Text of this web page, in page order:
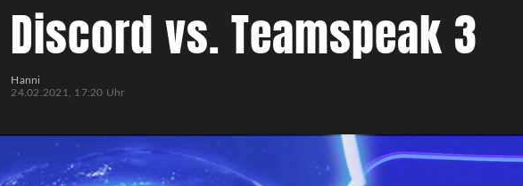
Discord vs. Teamspeak 3
Hanni
24.02.2021, 17:20 Uhr